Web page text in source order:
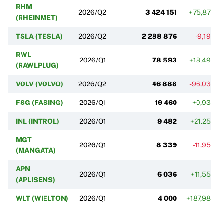
RHM
(RHEINMET)
2026/Q2 3 424 151 +75,87%
TSLA (TESLA) 2026/Q2 2 288 876 -9,19%
RWL
(RAWLPLUG)
2026/Q1 78 593 +18,49%
VOLV (VOLVO) 2026/Q2 46 888 -96,03%
FSG (FASING) 2026/Q1 19 460 +0,93%
INL (INTROL) 2026/Q1 9 482 +21,25%
MGT
(MANGATA)
2026/Q1 8 339 -11,95%
APN
(APLISENS)
2026/Q1 6 036 +11,55%
WLT (WIELTON) 2026/Q1 4 000 +187,98%